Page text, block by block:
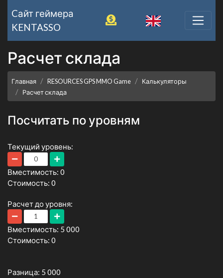
Cайт геймера
KENTASSO
Расчет склада
Главная RESOURCES GPS MMO Game
Калькуляторы
Расчет склада
Посчитать по уровням
Текущий уровень:
Вместимость: 0
Стоимость: 0
Расчет до уровня:
Вместимость: 5 000
Стоимость: 0
Разница: 5 000